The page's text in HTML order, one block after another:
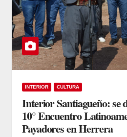
INTERIOR CULTURA
Interior Santiagueño: se
10° Encuentro
Payadores en Herrera